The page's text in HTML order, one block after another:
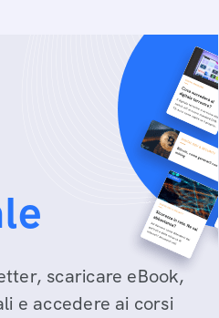
scaricare eBook,
e accedere ai corsi